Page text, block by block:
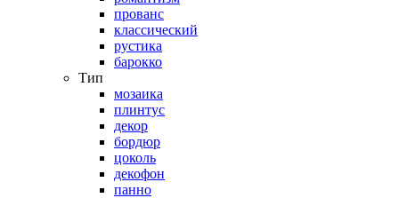
прованс
классический
рустика
барокко
Тип
мозаика
плинтус
декор
бордюр
цоколь
декофон
панно